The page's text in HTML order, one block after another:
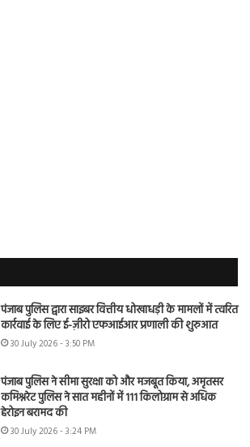
पंजाब पुलिस द्वारा साइबर वित्तीय धोखाधड़ी के मामलों में त्वरित
कार्रवाई के लिए ई-ज़ीरो एफआईआर प्रणाली की शुरुआत
30 July 2026 - 3:50 PM
पंजाब पुलिस ने सीमा सुरक्षा को और मजबूत किया, अमृतसर
कमिश्नरेट पुलिस ने सात महीनों में 111 किलोग्राम से अधिक
हेरोइन बरामद की
30 July 2026 - 3:24 PM